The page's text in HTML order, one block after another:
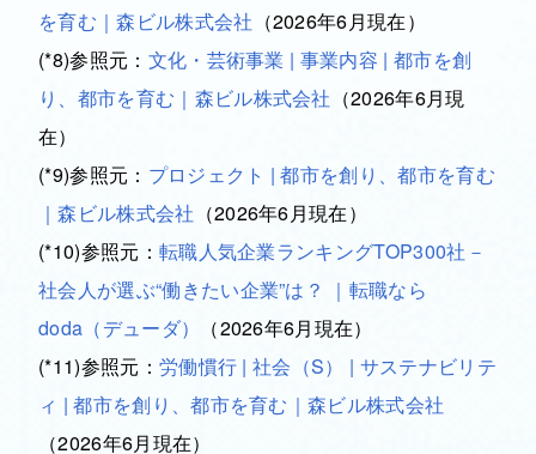
を育む｜森ビル株式会社 （2026年6月現在）
(*8)参照元： 文化・芸術事業 | 事業内容 | 都市を創
り、都市を育む｜森ビル株式会社 （2026年6月現
在）
(*9)参照元： プロジェクト | 都市を創り、都市を育む
｜森ビル株式会社 （2026年6月現在）
(*10)参照元： 転職人気企業ランキングTOP300社－
社会人が選ぶ“働きたい企業”は？ ｜転職なら
doda（デューダ）
（2026年6月現在）
(*11)参照元： 労働慣行 | 社会（S） | サステナビリテ
ィ | 都市を創り、都市を育む｜森ビル株式会社
（2026年6月現在）